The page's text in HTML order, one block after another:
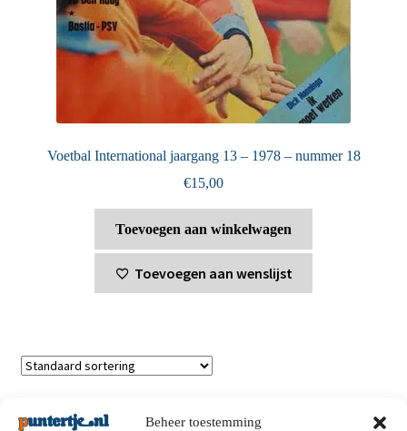
Beheer toestemming
Voetbal International jaargang 13 – 1978 – nummer 18
€15,00
Toevoegen aan winkelwagen
Toevoegen aan wenslijst